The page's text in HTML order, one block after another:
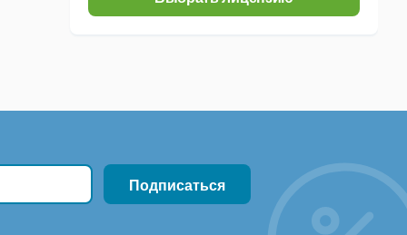
- Документы.
папке (например, файлы с введенными данными,
промежуток времени.